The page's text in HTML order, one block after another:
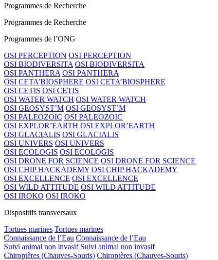
Programmes de Recherche
Programmes de Recherche
Programmes de l’ONG
OSI PERCEPTION OSI PERCEPTION
OSI BIODIVERSITA OSI BIODIVERSITA
OSI PANTHERA OSI PANTHERA
OSI CETA’BIOSPHERE OSI CETA’BIOSPHERE
OSI CETIS OSI CETIS
OSI WATER WATCH OSI WATER WATCH
OSI GEOSYST’M OSI GEOSYST’M
OSI PALEOZOIC OSI PALEOZOIC
OSI EXPLOR’EARTH OSI EXPLOR’EARTH
OSI GLACIALIS OSI GLACIALIS
OSI UNIVERS OSI UNIVERS
OSI ECOLOGIS OSI ECOLOGIS
OSI DRONE FOR SCIENCE OSI DRONE FOR SCIENCE
OSI CHIP HACKADEMY OSI CHIP HACKADEMY
OSI EXCELLENCE OSI EXCELLENCE
OSI WILD ATTITUDE OSI WILD ATTITUDE
OSI IROKO OSI IROKO
Dispositifs transversaux
Tortues marines Tortues marines
Connaissance de l’Eau Connaissance de l’Eau
Suivi animal non invasif Suivi animal non invasif
Chiroptères (Chauves-Souris) Chiroptères (Chauves-Souris)